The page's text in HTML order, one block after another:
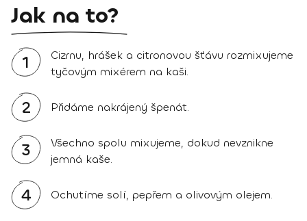
Jak na to?
1
Cizrnu, hrášek a citronovou šťávu rozmixujeme
tyčovým mixérem na kaši.
2 Přidáme nakrájený špenát.
3
Všechno spolu mixujeme, dokud nevznikne
jemná kaše.
4 Ochutíme solí, pepřem a olivovým olejem.